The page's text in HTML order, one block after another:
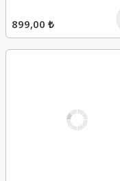
899,00 ₺